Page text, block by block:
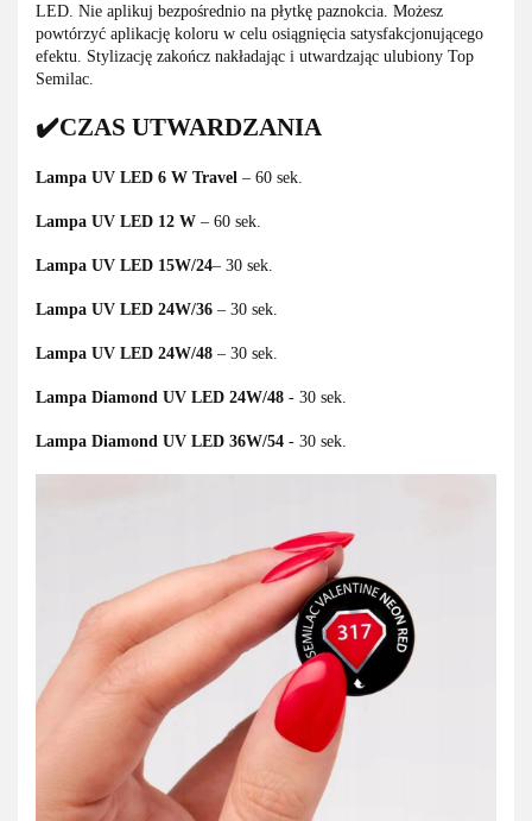
LED. Nie aplikuj bezpośrednio na płytkę paznokcia. Możesz
powtórzyć aplikację koloru w celu osiągnięcia satysfakcjonującego
efektu. Stylizację zakończ nakładając i utwardzając ulubiony Top
Semilac.
✔️CZAS UTWARDZANIA
Lampa UV LED 6 W Travel – 60 sek.
Lampa UV LED 12 W – 60 sek.
Lampa UV LED 15W/24– 30 sek.
Lampa UV LED 24W/36 – 30 sek.
Lampa UV LED 24W/48 – 30 sek.
Lampa Diamond UV LED 24W/48 - 30 sek.
Lampa Diamond UV LED 36W/54 - 30 sek.